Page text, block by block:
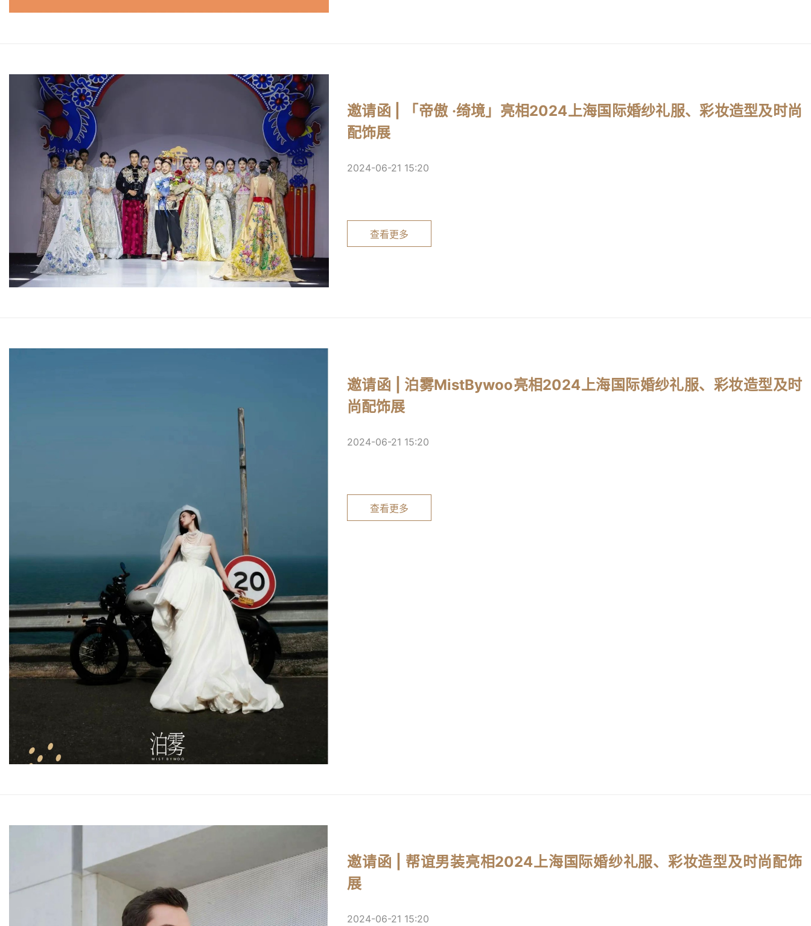
邀请函 | 「帝傲 ·绮境」亮相2024上海国际婚纱礼服、彩妆造型及时尚
配饰展
2024-06-21 15:20
查看更多
邀请函 | 泊雾MistBywoo亮相2024上海国际婚纱礼服、彩妆造型及时
尚配饰展
2024-06-21 15:20
查看更多
邀请函 | 帮谊男装亮相2024上海国际婚纱礼服、彩妆造型及时尚配饰
展
2024-06-21 15:20